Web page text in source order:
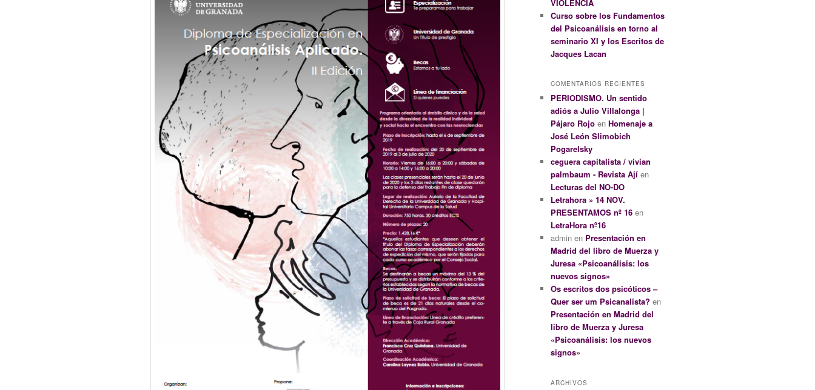
VIOLENCIA
Curso sobre los Fundamentos
del Psicoanálisis en torno al
seminario XI y los Escritos de
Jacques Lacan
COMENTARIOS RECIENTES
PERIODISMO. Un sentido
adiós a Julio Villalonga |
Pájaro Rojo en Homenaje a
José León Slimobich
Pogarelsky
ceguera capitalista / vivian
palmbaum - Revista Ají en
Lecturas del NO-DO
Letrahora » 14 NOV.
PRESENTAMOS nº 16 en
LetraHora nº16
admin en Presentación en
Madrid del libro de Muerza y
Juresa «Psicoanálisis: los
nuevos signos»
Os escritos dos psicóticos –
Quer ser um Psicanalista? en
Presentación en Madrid del
libro de Muerza y Juresa
«Psicoanálisis: los nuevos
signos»
ARCHIVOS